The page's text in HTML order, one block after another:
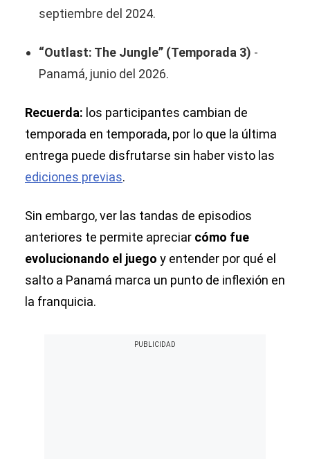
septiembre del 2024.
“Outlast: The Jungle” (Temporada 3) -
Panamá, junio del 2026.
Recuerda: los participantes cambian de
temporada en temporada, por lo que la última
entrega puede disfrutarse sin haber visto las
ediciones previas.
Sin embargo, ver las tandas de episodios
anteriores te permite apreciar cómo fue
evolucionando el juego y entender por qué el
salto a Panamá marca un punto de inflexión en
la franquicia.